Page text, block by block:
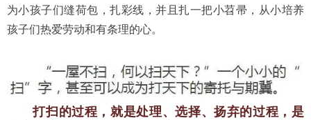
为小孩子们缝荷包，扎彩线，并且扎一把小苕帚，从小培养
孩子们热爱劳动和有条理的心。
打扫的过程，就是处理、选择、扬弃的过程，是